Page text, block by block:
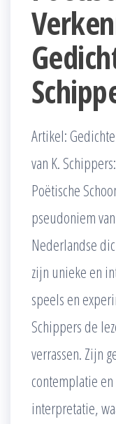
Artikel:
van K.
Poëtische
pseudoniem
Nederlandse
zijn unieke en
speels en
Schippers de
verrassen. Zijn
contemplatie
interpretatie,